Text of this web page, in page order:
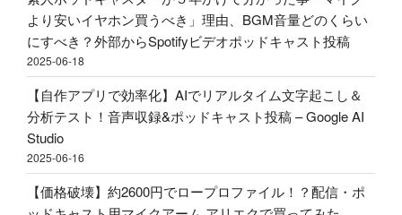
ス
ト
投
稿"
の
リ
エ
ク
で
買
っ
て
み
た"
より安いイヤホン買うべき」理由、BGM音量どのくらい
にすべき？外部からSpotifyビデオポッドキャスト投稿
2025-06-18
【自作アプリで効率化】AIでリアルタイム文字起こし＆
分析テスト！音声収録&ポッドキャスト投稿 – Google AI
Studio
2025-06-16
【価格破壊】約2600円でロープロファイル！？配信・ポ